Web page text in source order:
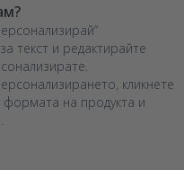
текст и редактирайте
кликнете
формата на продукта и